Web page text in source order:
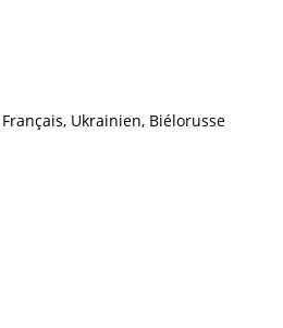
Ukrainien, Biélorusse